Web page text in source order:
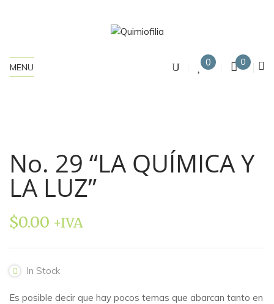
MENU 0 0
No. 29 “LA QUÍMICA Y
LA LUZ”
$0.00 +IVA
In Stock
Es posible decir que hay pocos temas que abarcan tanto en